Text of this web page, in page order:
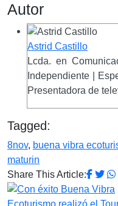
Autor
Astrid Castillo
Lcda. en
Independiente |
Presentadora de
Tagged:
8nov, buena vibra
maturin
Share This Article: